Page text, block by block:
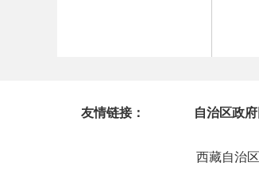
友情链接： 自治区政
西藏自治